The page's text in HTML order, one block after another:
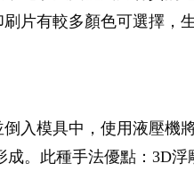
片有較多顏色可選擇，
入模具中，使用液壓機
。此種手法優點：3D